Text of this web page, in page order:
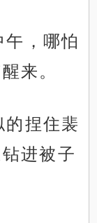
，哪怕
来。
捏住裴
进被子